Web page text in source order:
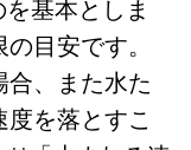
基本としま
目安です。
合、また水た
を落とすこ